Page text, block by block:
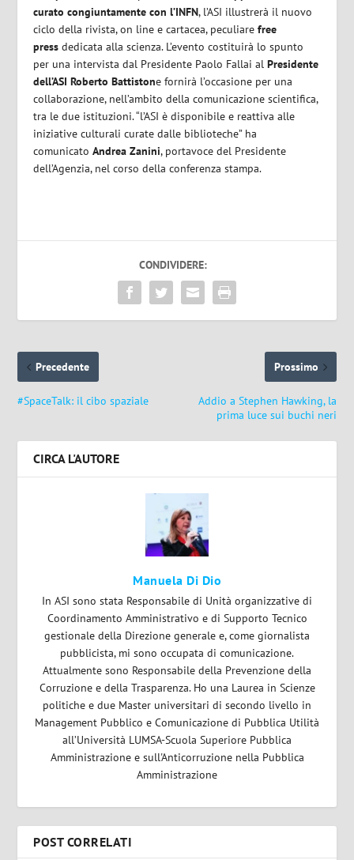
curato congiuntamente con l’INFN, l’ASI illustrerà il nuovo
ciclo della rivista, on line e cartacea, peculiarefree
press dedicata alla scienza. L’evento costituirà lo spunto
per una intervista dal Presidente Paolo Fallai alPresidente
dell’ASI Roberto Battistone fornirà l’occasione per una
collaborazione, nell’ambito della comunicazione scientifica,
tra le due istituzioni. “l’ASI è disponibile e reattiva alle
iniziative culturali curate dalle biblioteche” ha
comunicatoAndrea Zanini, portavoce del Presidente
dell’Agenzia, nel corso della conferenza stampa.
CONDIVIDERE:
Precedente
#SpaceTalk: il cibo spaziale
Prossimo
Addio a Stephen Hawking, la
prima luce sui buchi neri
CIRCA L'AUTORE
Manuela Di Dio
In ASI sono stata Responsabile di Unità organizzative di
Coordinamento Amministrativo e di Supporto Tecnico
gestionale della Direzione generale e, come giornalista
pubblicista, mi sono occupata di comunicazione.
Attualmente sono Responsabile della Prevenzione della
Corruzione e della Trasparenza. Ho una Laurea in Scienze
politiche e due Master universitari di secondo livello in
Management Pubblico e Comunicazione di Pubblica Utilità
all’Università LUMSA-Scuola Superiore Pubblica
Amministrazione e sull'Anticorruzione nella Pubblica
Amministrazione
POST CORRELATI